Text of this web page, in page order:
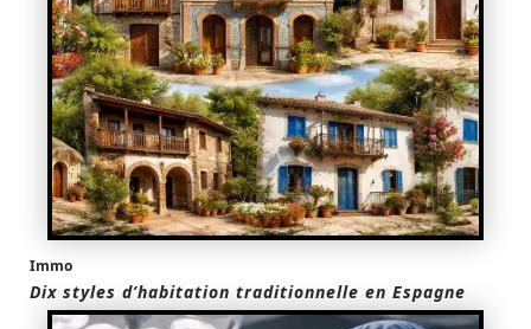
Immo
Dix styles d’habitation traditionnelle en Espagne